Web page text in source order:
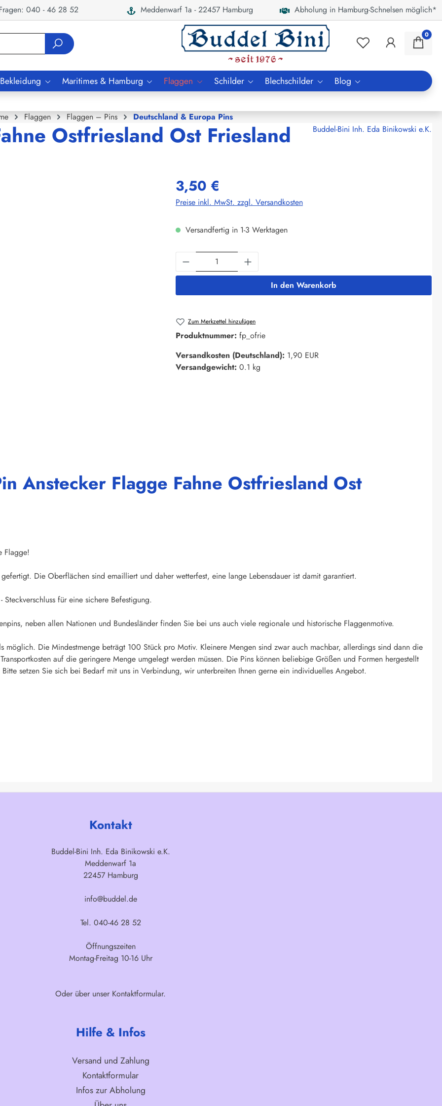
040 - 46 28 52 Meddenwarf 1a - 22457 Hamburg Abholung in Hamburg-Schnelsen möglich*
0
Maritimes & Hamburg Flaggen Schilder Blechschilder Blog
Flaggen Flaggen – Pins Deutschland & Europa Pins
Ostfriesland Ost Friesland Buddel-Bini Inh. Eda Binikowski e.K.
3,50 €
Preise inkl. MwSt. zzgl. Versandkosten
Versandfertig in 1-3 Werktagen
Produkt Anzahl: Gib den gewünschten Wert ein
In den Warenkorb
Zum Merkzettel hinzufügen
Produktnummer: fp_ofrie
Versandkosten (Deutschland): 1,90 EUR
Versandgewicht: 0.1 kg
Anstecker Flagge Fahne Ostfriesland Ost
Flagge!
Die Oberflächen sind emailliert und daher wetterfest, eine lange Lebensdauer ist damit garantiert.
für eine sichere Befestigung.
neben allen Nationen und Bundesländer finden Sie bei uns auch viele regionale und historische Flaggenmotive.
möglich. Die Mindestmenge beträgt 100 Stück pro Motiv. Kleinere Mengen sind zwar auch machbar, allerdings sind dann die
auf die geringere Menge umgelegt werden müssen. Die Pins können beliebige Größen und Formen hergestellt
setzen Sie sich bei Bedarf mit uns in Verbindung, wir unterbreiten Ihnen gerne ein individuelles Angebot.
Kontakt
Buddel-Bini Inh. Eda Binikowski e.K.
Meddenwarf 1a
22457 Hamburg
info@buddel.de
Tel. 040-46 28 52
Öffnungszeiten
Montag-Freitag 10-16 Uhr
Oder über unser Kontaktformular.
Hilfe & Infos
Versand und Zahlung
Kontaktformular
Infos zur Abholung